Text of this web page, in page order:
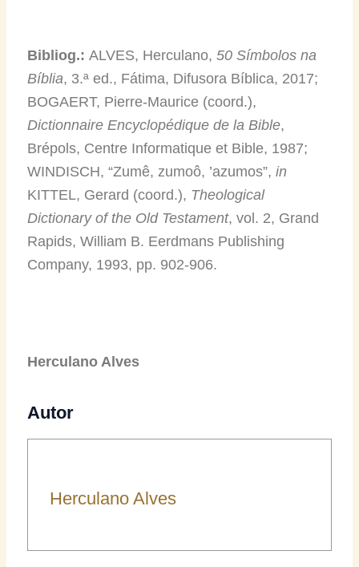
Bibliog.: ALVES, Herculano, 50 Símbolos na
Bíblia, 3.ª ed., Fátima, Difusora Bíblica, 2017;
BOGAERT, Pierre-Maurice (coord.),
Dictionnaire Encyclopédique de la Bible,
Brépols, Centre Informatique et Bible, 1987;
WINDISCH, “Zumê, zumoô, ’azumos”, in
KITTEL, Gerard (coord.), Theological
Dictionary of the Old Testament, vol. 2, Grand
Rapids, William B. Eerdmans Publishing
Company, 1993, pp. 902-906.
Herculano Alves
Autor
Herculano Alves